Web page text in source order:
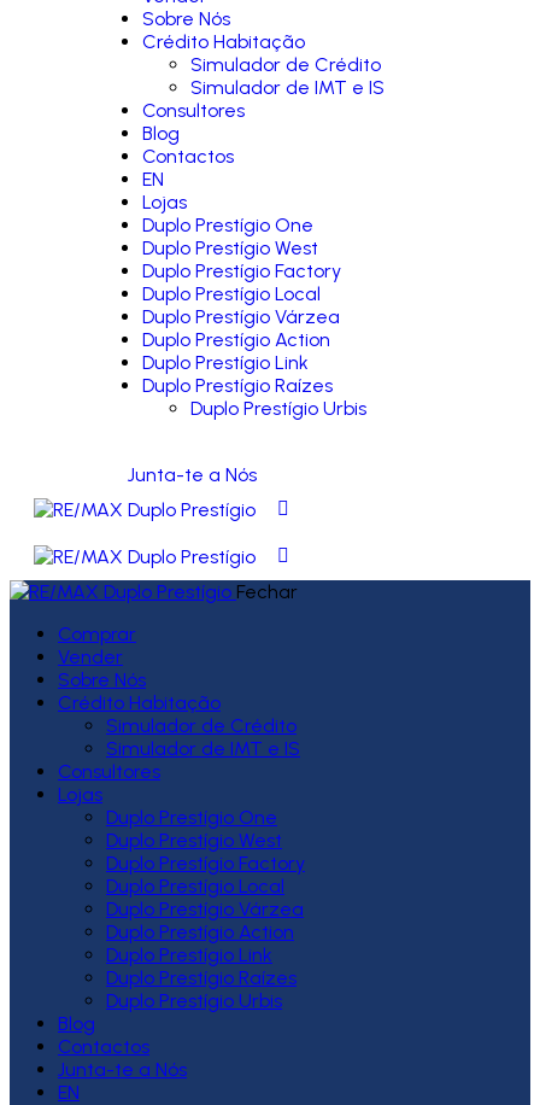
Sobre Nós
Crédito Habitação
Simulador de Crédito
Simulador de IMT e IS
Consultores
Blog
Contactos
EN
Lojas
Duplo Prestígio One
Duplo Prestígio West
Duplo Prestígio Factory
Duplo Prestígio Local
Duplo Prestígio Várzea
Duplo Prestígio Action
Duplo Prestígio Link
Duplo Prestígio Raízes
Duplo Prestígio Urbis
Junta-te a Nós
Fechar
Comprar
Vender
Sobre Nós
Crédito Habitação
Simulador de Crédito
Simulador de IMT e IS
Consultores
Lojas
Duplo Prestígio One
Duplo Prestígio West
Duplo Prestígio Factory
Duplo Prestígio Local
Duplo Prestígio Várzea
Duplo Prestígio Action
Duplo Prestígio Link
Duplo Prestígio Raízes
Duplo Prestígio Urbis
Blog
Contactos
Junta-te a Nós
EN